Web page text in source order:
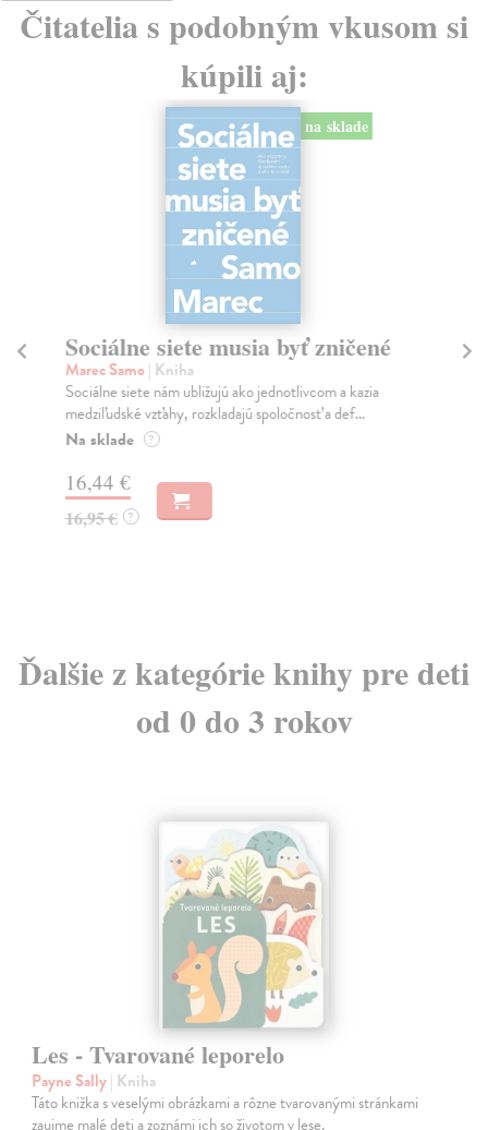
Čitatelia s podobným vkusom si
kúpili aj:
na sklade
Sociálne siete musia byť zničené
Marec Samo| Kniha
Sociálne siete nám ubližujú ako jednotlivcom a kazia
medziľudské vzťahy, rozkladajú spoločnosť a def...
Na sklade ?
16,44 €
16,95 € ?
Ďalšie z kategórie knihy pre deti
od 0 do 3 rokov
Les - Tvarované leporelo
Payne Sally| Kniha
Táto knižka s veselými obrázkami a rôzne tvarovanými stránkami
zaujme malé deti a zoznámi ich so životom v lese.